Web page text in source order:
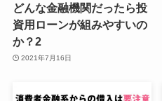
どんな金融機関だったら投
資用ローンが組みやすいの
か？2
2021年7月16日